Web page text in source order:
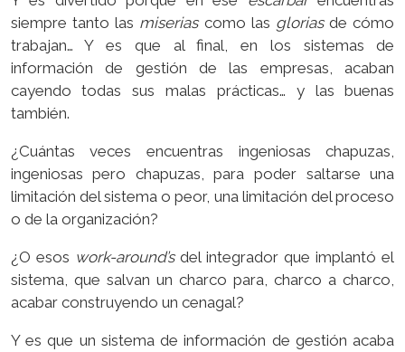
siempre tanto las miserias como las gloriasde cómo
trabajan… Y es que al final, en los sistemas de
información de gestión de las empresas, acaban
cayendo todas sus malas prácticas… y las buenas
también.
¿Cuántas veces encuentras ingeniosas chapuzas,
ingeniosas pero chapuzas, para poder saltarse una
limitación del sistema o peor, una limitación del proceso
o de la organización?
¿O esos work-around’sdel integrador que implantó el
sistema, que salvan un charco para, charco a charco,
acabar construyendo un cenagal?
Y es que un sistema de información de gestión acaba